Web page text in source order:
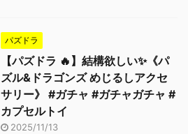
パズドラ
【パズドラ 🔥】結構欲しい✨《パ
ズル&ドラゴンズ めじるしアクセ
サリー》 #ガチャ #ガチャガチャ #
カプセルトイ
2025/11/13